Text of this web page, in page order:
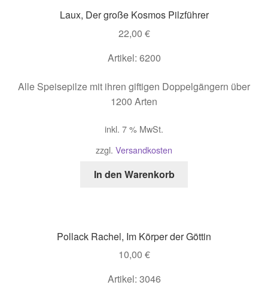
Laux, Der große Kosmos Pilzführer
22,00 €
Artikel: 6200
Alle Speisepilze mit ihren giftigen Doppelgängern über
1200 Arten
inkl. 7 % MwSt.
zzgl. Versandkosten
In den Warenkorb
Pollack Rachel, Im Körper der Göttin
10,00 €
Artikel: 3046